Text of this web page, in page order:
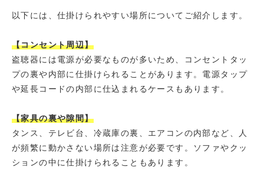
以下には、仕掛けられやすい場所についてご紹介します。
【コンセント周辺】
盗聴器には電源が必要なものが多いため、コンセントタッ
プの裏や内部に仕掛けられることがあります。電源タップ
や延長コードの内部に仕込まれるケースもあります。
【家具の裏や隙間】
タンス、テレビ台、冷蔵庫の裏、エアコンの内部など、人
が頻繁に動かさない場所は注意が必要です。ソファやクッ
ションの中に仕掛けられることもあります。